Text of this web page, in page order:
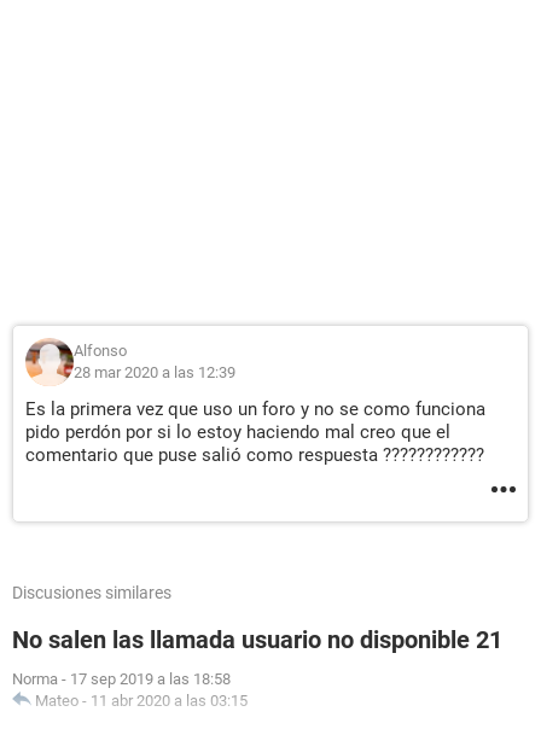
Alfonso
28 mar 2020 a las 12:39
Es la primera vez que uso un foro y no se como funciona
pido perdón por si lo estoy haciendo mal creo que el
comentario que puse salió como respuesta ????????????
Discusiones similares
No salen las llamada usuario no disponible 21
Norma - 17 sep 2019 a las 18:58
Mateo - 11 abr 2020 a las 03:15